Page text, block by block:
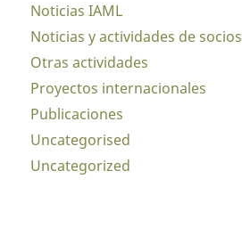
Noticias IAML
Noticias y actividades de socios
Otras actividades
Proyectos internacionales
Publicaciones
Uncategorised
Uncategorized